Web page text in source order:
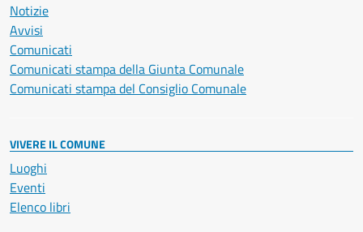
Notizie
Avvisi
Comunicati
Comunicati stampa della Giunta Comunale
Comunicati stampa del Consiglio Comunale
VIVERE IL COMUNE
Luoghi
Eventi
Elenco libri